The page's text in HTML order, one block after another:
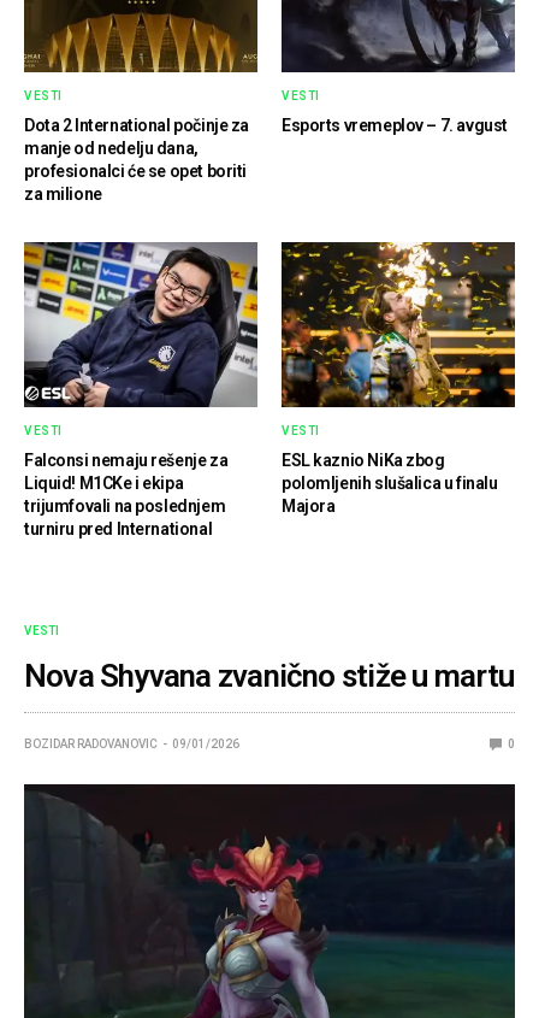
VESTI
Dota 2 International počinje za
manje od nedelju dana,
profesionalci će se opet boriti
za milione
VESTI
Esports vremeplov – 7. avgust
VESTI
Falconsi nemaju rešenje za
Liquid! M1CKe i ekipa
trijumfovali na poslednjem
turniru pred International
VESTI
ESL kaznio NiKa zbog
polomljenih slušalica u finalu
Majora
VESTI
Nova Shyvana zvanično stiže u martu
BOZIDAR RADOVANOVIC 09/01/2026 0